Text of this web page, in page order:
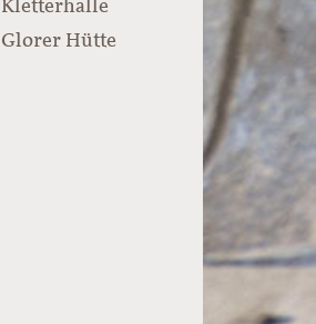
Kletterhalle
Glorer Hütte